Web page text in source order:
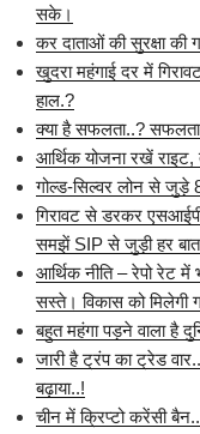
सके।
कर दाताओं की सुरक्षा की
खुदरा महंगाई दर में
हाल.?
क्या है सफलता..?
आर्थिक योजना रखें राइट,
गोल्ड-सिल्वर लोन से जुड़े
गिरावट से डरकर
समझें SIP से जुड़ी हर
आर्थिक नीति – रेपो रेट
सस्ते। विकास को मिलेगी
बहुत महंगा पड़ने वाला है
जारी है ट्रंप का ट्रेड
बढ़ाया..!
चीन में क्रिप्टो करेंसी